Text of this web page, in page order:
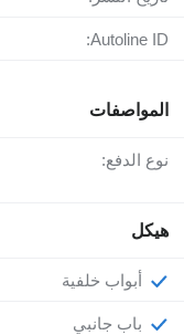
Autoline ID:
المواصفات
نوع الدفع:
هيكل
أبواب خلفية
باب جانبي